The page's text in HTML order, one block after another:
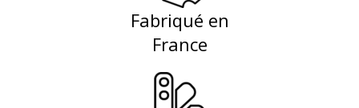
Fabriqué en
France